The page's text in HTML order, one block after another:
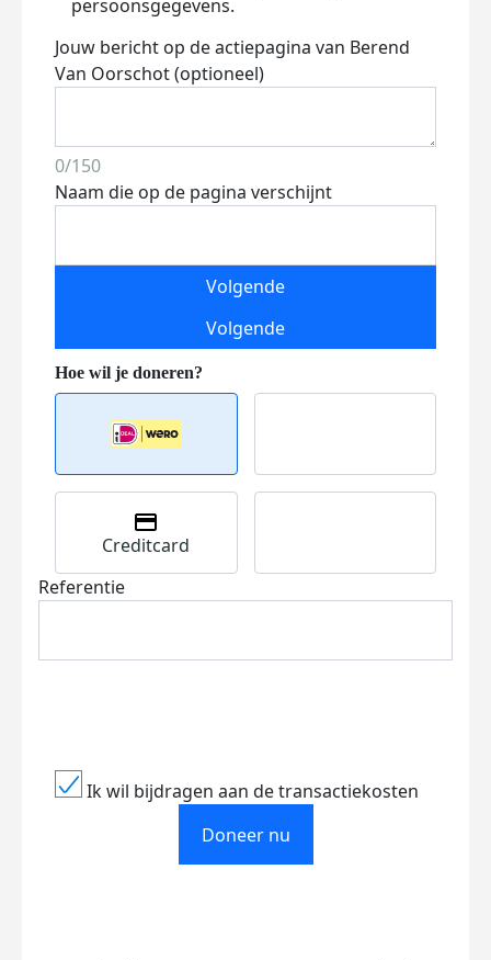
persoonsgegevens.
Jouw bericht op de actiepagina van Berend
Van Oorschot (optioneel)
0/150
Naam die op de pagina verschijnt
Volgende
Volgende
Creditcard
Referentie
Ik wil bijdragen aan de transactiekosten
Doneer nu